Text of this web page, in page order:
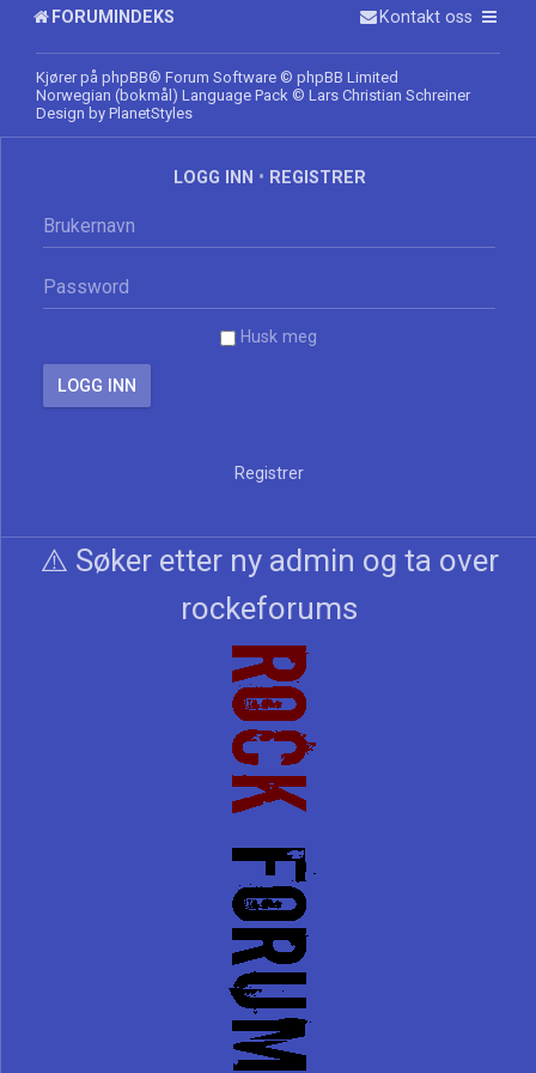
FORUMINDEKS Kontakt oss
Kjører på phpBB® Forum Software © phpBB Limited
Norwegian (bokmål) Language Pack © Lars Christian Schreiner
Design by PlanetStyles
LOGG INN • REGISTRER
Husk meg
Registrer
⚠️ Søker etter ny admin og ta over
rockeforums